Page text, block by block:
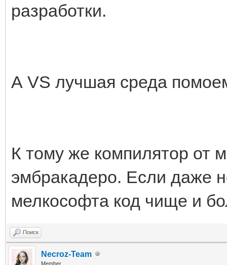
разработки.
А VS лучшая среда
К тому же компилятор от
эмбракадеро. Если даже
мелкософта код чище и
Поиск
Necroz-Team
Member